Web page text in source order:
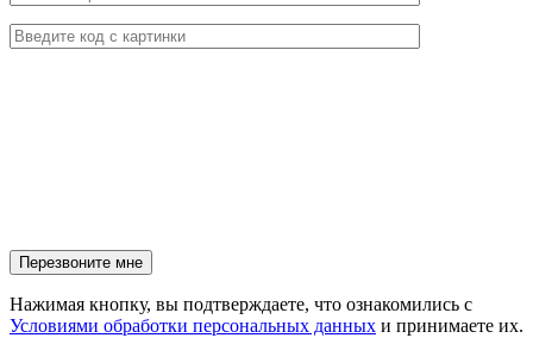
Нажимая кнопку, вы подтверждаете, что ознакомились с
Условиями обработки персональных данных и принимаете их.